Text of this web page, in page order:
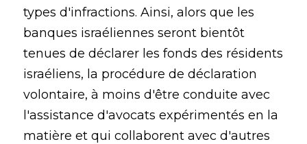
types d'infractions. Ainsi, alors que les
banques israéliennes seront bientôt
tenues de déclarer les fonds des résidents
israéliens, la procédure de déclaration
volontaire, à moins d'être conduite avec
l'assistance d'avocats expérimentés en la
matière et qui collaborent avec d'autres